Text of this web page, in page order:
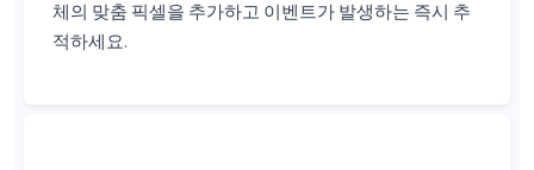
적하세요.